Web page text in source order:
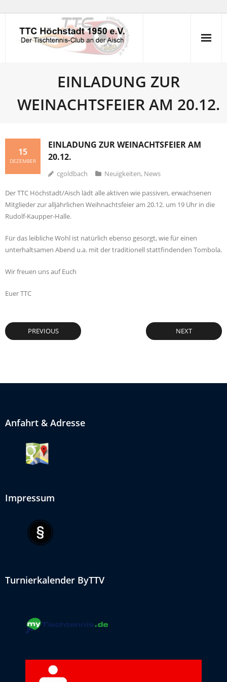
content
EINLADUNG ZUR
WEINACHTSFEIER AM 20.12.
EINLADUNG ZUR WEINACHTSFEIER AM
20.12.
15
DEZEMBER
cgoldbach Neuigkeiten, News
Der TTC Höchstadt/Aisch lädt alle aktiven wie passiven, erwachsenen
Mitglieder zur alljährlichen Weihnachtsfeier am 20.12. um 19 Uhr in die
Rudolf-Kaupper-Halle.
Für das leibliche Wohl ist natürlich ebenso gesorgt, wie für einen
unterhaltsamen Abend u.a. mit der traditionell stattfindenden Tombola.
Wir freuen uns auf Euch
Euer TTC
PREVIOUS NEXT
Anfahrt & Adresse
Impressum
Turnierkalender ByTTV